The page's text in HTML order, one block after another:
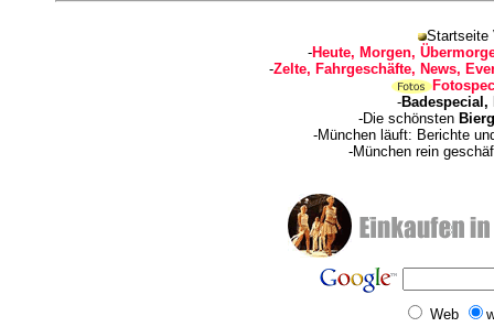
Startseite
-Heute, Morgen,
-Zelte, Fahrgeschäfte, News,
-Badespecial,
-Die schönsten
-München läuft: Berichte
-München rein
Web